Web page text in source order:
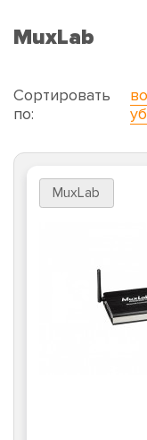
MuxLab
Сортировать
по:
MuxLab